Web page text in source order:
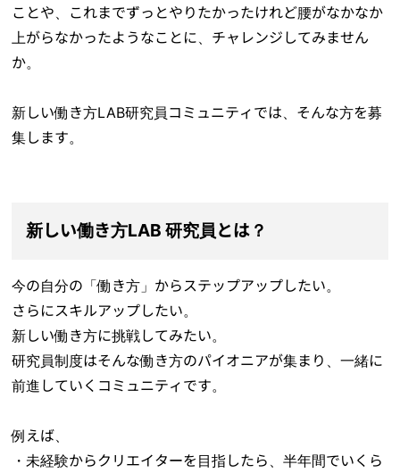
ことや、これまでずっとやりたかったけれど腰がなかなか
上がらなかったようなことに、チャレンジしてみません
か。
新しい働き方LAB研究員コミュニティでは、そんな方を募
集します。
新しい働き方LAB 研究員とは？
今の自分の「働き方」からステップアップしたい。
さらにスキルアップしたい。
新しい働き方に挑戦してみたい。
研究員制度はそんな働き方のパイオニアが集まり、一緒に
前進していくコミュニティです。
例えば、
・未経験からクリエイターを目指したら、半年間でいくら